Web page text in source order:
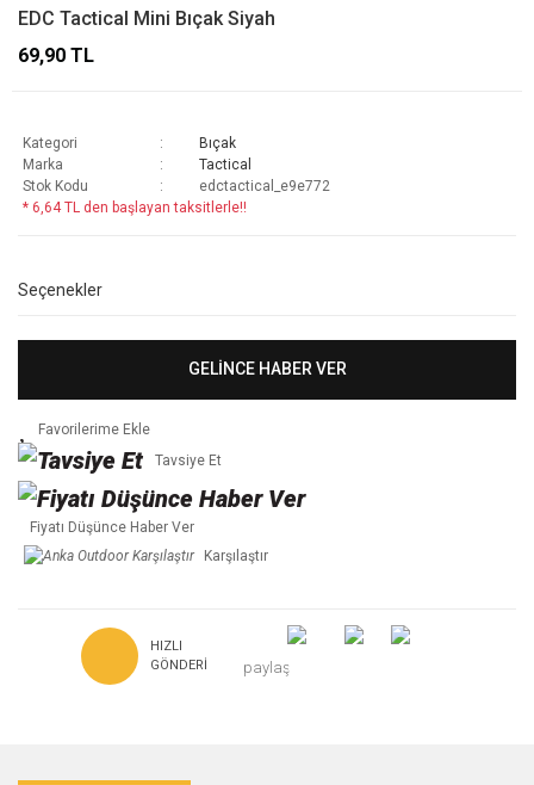
EDC Tactical Mini Bıçak Siyah
69,90 TL
Kategori
Bıçak
Marka
Tactical
Stok Kodu
edctactical_e9e772
* 6,64 TL den başlayan taksitlerle!!
Seçenekler
GELİNCE HABER VER
Tavsiye Et
Fiyatı Düşünce Haber Ver
Karşılaştır
HIZLI
GÖNDERI
paylaş